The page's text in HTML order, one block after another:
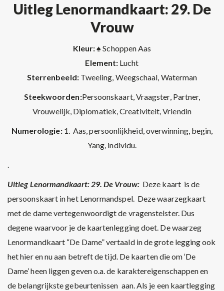
Uitleg Lenormandkaart: 29. De
Vrouw
Kleur: ♠Schoppen Aas
Element: Lucht
Sterrenbeeld: Tweeling, Weegschaal, Waterman
Steekwoorden:Persoonskaart, Vraagster, Partner,
Vrouwelijk, Diplomatiek, Creativiteit, Vriendin
Numerologie:1. Aas, persoonlijkheid, overwinning, begin,
Yang, individu.
.
Uitleg Lenormandkaart: 29. De Vrouw: Deze kaart is de
persoonskaart in het Lenormandspel. Deze waarzegkaart
met de dame vertegenwoordigt de vragenstelster. Dus
degene waarvoor je de kaartenlegging doet. De waarzeg
Lenormandkaart “De Dame” vertaald in de grote legging ook
het hier en nu aan betreft de tijd. De kaarten die om ‘De
Dame’ heen liggen geven o.a. de karaktereigenschappen en
de belangrijkste gebeurtenissen aan. Als je een kaartlegging